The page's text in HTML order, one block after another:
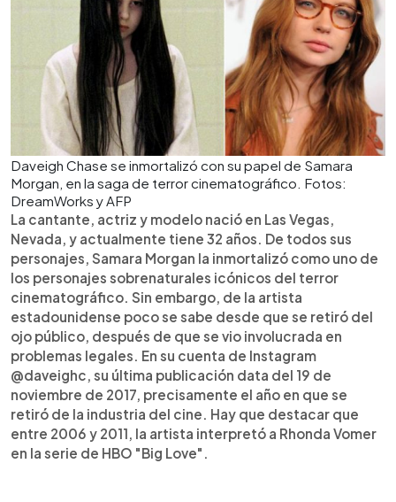
Daveigh Chase se inmortalizó con su papel de Samara
Morgan, en la saga de terror cinematográfico. Fotos:
DreamWorks y AFP
La cantante, actriz y modelo nació en Las Vegas,
Nevada, y actualmente tiene 32 años. De todos sus
personajes, Samara Morgan la inmortalizó como uno de
los personajes sobrenaturales icónicos del terror
cinematográfico. Sin embargo, de la artista
estadounidense poco se sabe desde que se retiró del
ojo público, después de que se vio involucrada en
problemas legales. En su cuenta de Instagram
@daveighc, su última publicación data del 19 de
noviembre de 2017, precisamente el año en que se
retiró de la industria del cine. Hay que destacar que
entre 2006 y 2011, la artista interpretó a Rhonda Vomer
en la serie de HBO "Big Love".